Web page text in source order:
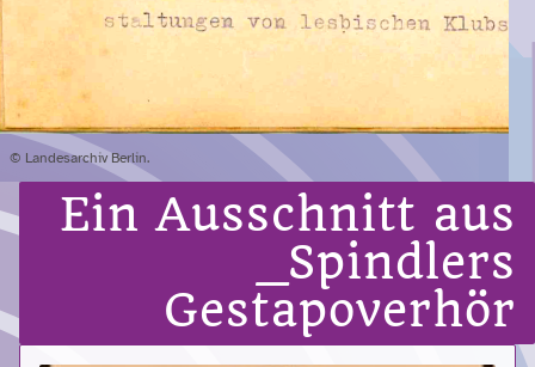
© Landesarchiv Berlin.
Ein Ausschnitt aus
_Spindlers
Gestapoverhör